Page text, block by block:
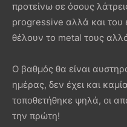
προτείνω σε όσους
progressive αλλά και του
θέλουν το metal τους
Ο βαθμός θα είναι
ημέρας, δεν έχει και
τοποθετήθηκε ψηλά, οι
την πρώτη!